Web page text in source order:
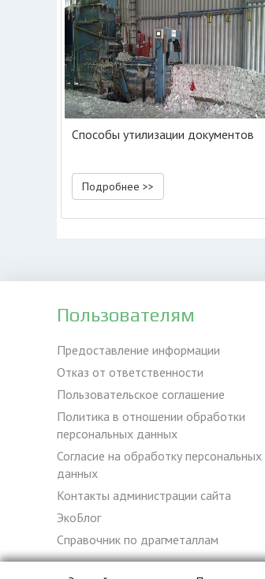
Способы утилизации документов
Подробнее >>
Пользователям
Предоставление информации
Отказ от ответственности
Пользовательское соглашение
Политика в отношении обработки
персональных данных
Согласие на обработку персональных
данных
Контакты администрации сайта
ЭкоБлог
Справочник по драгметаллам